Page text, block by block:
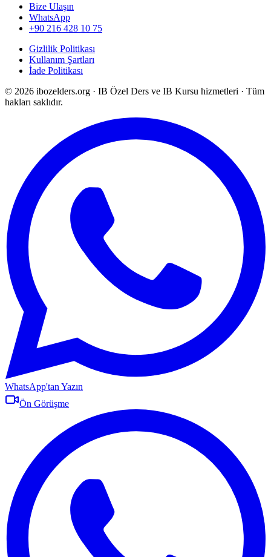
Bize Ulaşın
WhatsApp
+90 216 428 10 75
Gizlilik Politikası
Kullanım Şartları
İade Politikası
© 2026 ibozelders.org · IB Özel Ders ve IB Kursu hizmetleri · Tüm
hakları saklıdır.
WhatsApp'tan Yazın
Ön Görüşme